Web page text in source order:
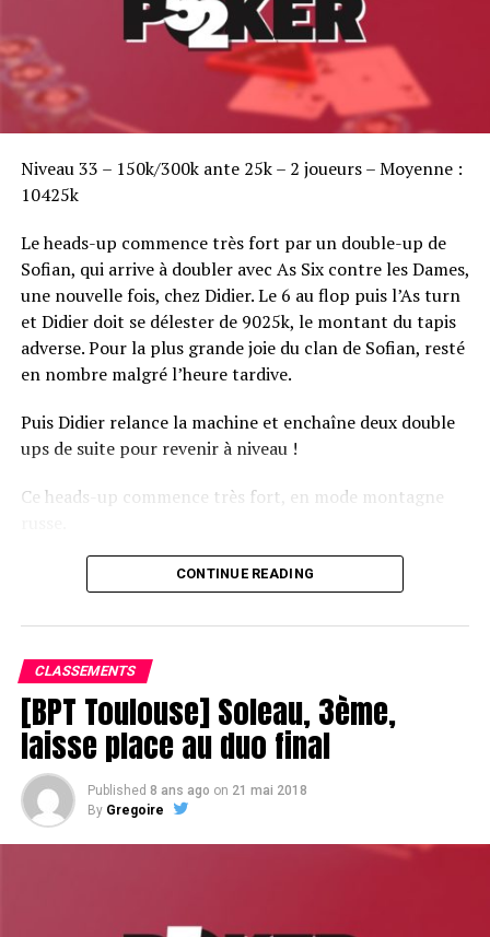
Niveau 33 – 150k/300k ante 25k – 2 joueurs – Moyenne :
10425k
Le heads-up commence très fort par un double-up de
Sofian, qui arrive à doubler avec As Six contre les Dames,
une nouvelle fois, chez Didier. Le 6 au flop puis l’As turn
et Didier doit se délester de 9025k, le montant du tapis
adverse. Pour la plus grande joie du clan de Sofian, resté
en nombre malgré l’heure tardive.
Puis Didier relance la machine et enchaîne deux double
ups de suite pour revenir à niveau !
Ce heads-up commence très fort, en mode montagne
Le champagne va réchauffer si les deux finalistes ne se décident pas !
CONTINUE READING
CLASSEMENTS
[BPT Toulouse] Soleau, 3ème,
laisse place au duo final
Published 8 ans ago on 21 mai 2018
By Gregoire